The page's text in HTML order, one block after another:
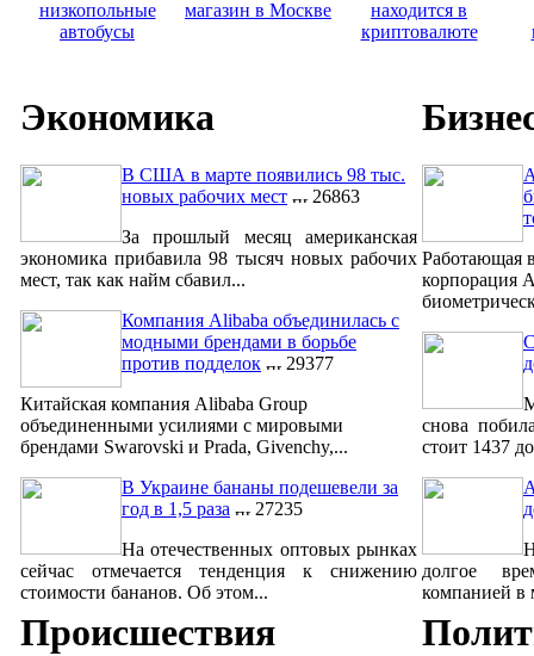
низкопольные
автобусы
магазин в Москве
находится в
криптовалюте
Экономика
В США в марте появились 98 тыс.
новых рабочих мест
26863
За прошлый месяц американская
экономика прибавила 98 тысяч новых рабочих
мест, так как найм сбавил...
Компания Alibaba объединилась с
модными брендами в борьбе
против подделок
29377
Китайская компания Alibaba Group
объединенными усилиями с мировыми
брендами Swarovski и Prada, Givenchy,...
В Украине бананы подешевели за
год в 1,5 раза
27235
На отечественных оптовых рынках
сейчас отмечается тенденция к снижению
стоимости бананов. Об этом...
Работающая
корпорация
снова
стоит 1437
долгое
компанией в
Происшествия